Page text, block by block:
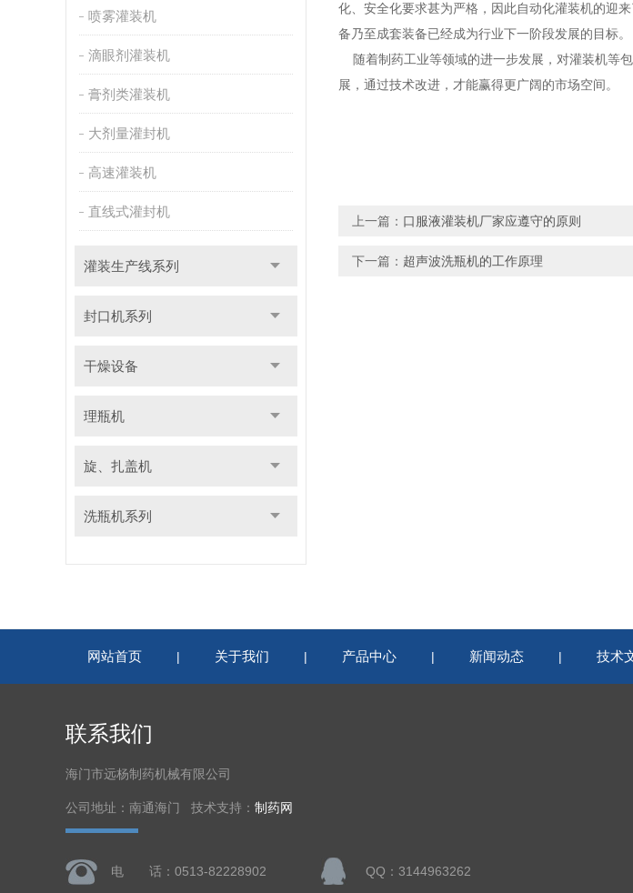
喷雾灌装机
滴眼剂灌装机
膏剂类灌装机
大剂量灌封机
高速灌装机
直线式灌封机
灌装生产线系列
封口机系列
干燥设备
理瓶机
旋、扎盖机
洗瓶机系列
化、安全化要求甚为严格，因此自动化灌装机的迎
备乃至成套装备已经成为行业下一阶段发展的目标。
随着制药工业等领域的进一步发展，对灌装机等
展，通过技术改进，才能赢得更广阔的市场空间。
上一篇： 口服液灌装机厂家应遵守的原则
下一篇： 超声波洗瓶机的工作原理
网站首页 | 关于我们 | 产品中心 | 新闻动态 | 技术
联系我们
海门市远杨制药机械有限公司
公司地址：南通海门 技术支持： 制药网
电 话：0513-82228902 QQ：3144963262